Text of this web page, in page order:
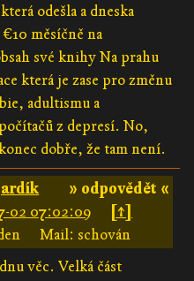
odešla a dneska
měsíčně na
své knihy Na prahu
která je zase pro změnu
adultismu a
z depresí. No,
dobře, že tam není.
» odpovědět «
02 07:02:09
[↑]
Mail: schován
věc. Velká část